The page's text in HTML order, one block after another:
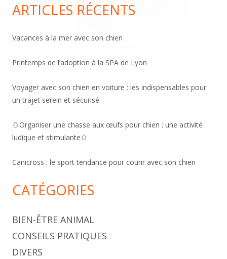
ARTICLES RÉCENTS
Vacances à la mer avec son chien
Printemps de l’adoption à la SPA de Lyon
Voyager avec son chien en voiture : les indispensables pour
un trajet serein et sécurisé
🥚Organiser une chasse aux œufs pour chien : une activité
ludique et stimulante🥚
Canicross : le sport tendance pour courir avec son chien
CATÉGORIES
BIEN-ÊTRE ANIMAL
CONSEILS PRATIQUES
DIVERS